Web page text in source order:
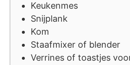
Keukenmes
Snijplank
Kom
Staafmixer of blender
Verrines of toastjes